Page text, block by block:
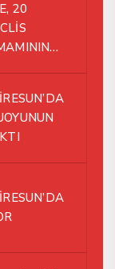
20
VERDİK